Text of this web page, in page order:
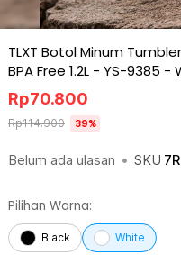
TLXT Botol Minum
BPA Free 1.2L - YS-9385 -
Belum ada ulasan • SKU
Rp70.800
Rp114.900 39%
Pilihan Warna:
Black White